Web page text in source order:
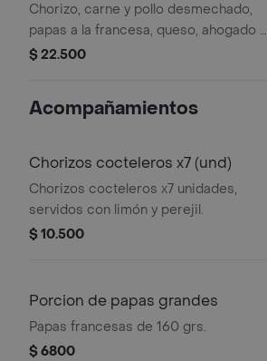
Chorizo, carne y pollo desmechado,
papas a la francesa, queso, ahogado y
huevos de codorniz. Porción personal.
$ 22.500
Acompañamientos
Chorizos cocteleros x7 (und)
Chorizos cocteleros x7 unidades,
servidos con limón y perejil.
$ 10.500
Porcion de papas grandes
Papas francesas de 160 grs.
$ 6800